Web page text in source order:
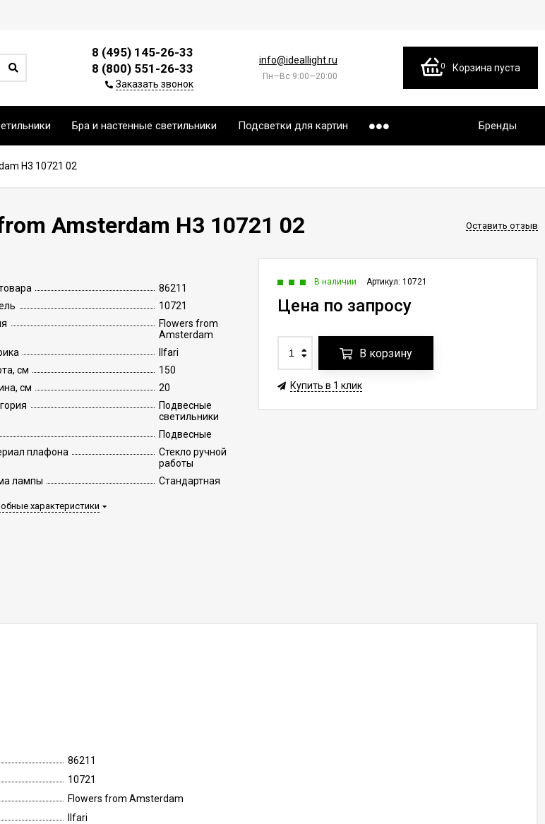
8 (495) 145-26-33
8 (800) 551-26-33
Заказать звонок
info@ideallight.ru
Пн—Вс 9:00—20:00
0 Корзина пуста
Бренды
Бра и настенные светильники Подсветки для картин
H3 10721 02
Amsterdam H3 10721 02 Оставить отзыв
86211
10721
Flowers from
Amsterdam
Ilfari
см
150
см
20
Подвесные
светильники
Подвесные
плафона
Стекло ручной
работы
лампы
Стандартная
характеристики
Артикул: 10721
В наличии
Цена по запросу
В корзину
Купить в 1 клик
86211
10721
Flowers from Amsterdam
Ilfari